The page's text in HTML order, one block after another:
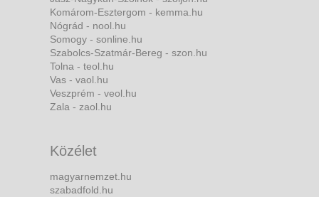
Komárom-Esztergom - kemma.hu
Nógrád - nool.hu
Somogy - sonline.hu
Szabolcs-Szatmár-Bereg - szon.hu
Tolna - teol.hu
Vas - vaol.hu
Veszprém - veol.hu
Zala - zaol.hu
Közélet
magyarnemzet.hu
szabadfold.hu